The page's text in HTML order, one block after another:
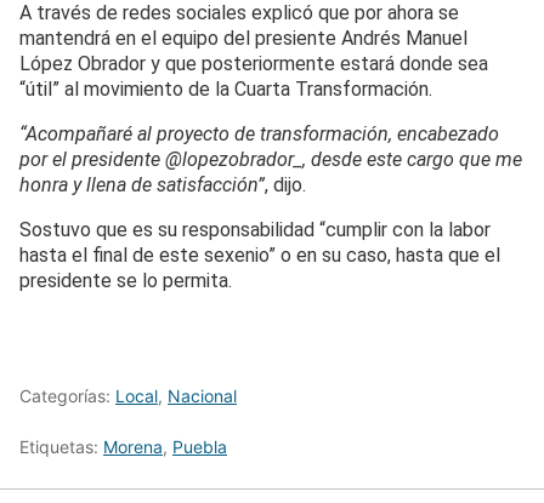
A través de redes sociales explicó que por ahora se
mantendrá en el equipo del presiente Andrés Manuel
López Obrador y que posteriormente estará donde sea
“útil” al movimiento de la Cuarta Transformación.
“Acompañaré al proyecto de transformación, encabezado
por el presidente @lopezobrador_, desde este cargo que me
honra y llena de satisfacción”, dijo.
Sostuvo que es su responsabilidad “cumplir con la labor
hasta el final de este sexenio” o en su caso, hasta que el
presidente se lo permita.
Categorías: Local, Nacional
Etiquetas: Morena, Puebla